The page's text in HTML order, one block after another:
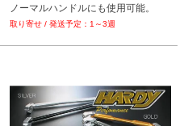
ノーマルハンドルにも使用可能。
1～3週